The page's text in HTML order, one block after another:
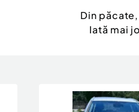
Din
Iată mai